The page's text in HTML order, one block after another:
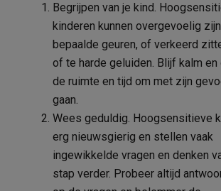
Begrijpen van je kind.
kinderen kunnen overgevoelig
bepaalde geuren, of verkeerd
of te harde geluiden. Blijf kalm en
de ruimte en tijd om met zijn
gaan.
Wees geduldig. Hoogsensitieve
erg nieuwsgierig en stellen vaak
ingewikkelde vragen en denken
stap verder. Probeer altijd